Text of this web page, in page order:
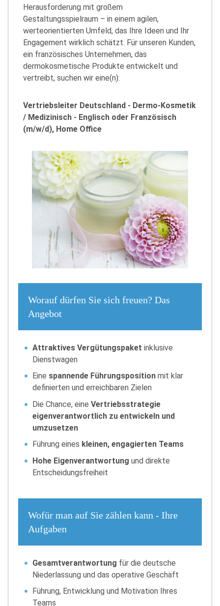
Herausforderung mit großem
Gestaltungsspielraum – in einem agilen,
werteorientierten Umfeld, das Ihre Ideen und Ihr
Engagement wirklich schätzt. Für unseren Kunden,
ein französisches Unternehmen, das
dermokosmetische Produkte entwickelt und
vertreibt, suchen wir eine(n):
Vertriebsleiter Deutschland - Dermo-Kosmetik
/ Medizinisch - Englisch oder Französisch
(m/w/d), Home Office
Worauf dürfen Sie sich freuen? Das
Angebot
Attraktives Vergütungspaket inklusive
Dienstwagen
Eine spannende Führungsposition mit klar
definierten und erreichbaren Zielen
Die Chance, eineVertriebsstrategie
eigenverantwortlich zu entwickeln und
umzusetzen
Führung eines kleinen, engagierten Teams
Hohe Eigenverantwortung und direkte
Entscheidungsfreiheit
Wofür man auf Sie zählen kann - Ihre
Aufgaben
Gesamtverantwortung für die deutsche
Niederlassung und das operative Geschäft
Führung, Entwicklung und Motivation Ihres
Teams